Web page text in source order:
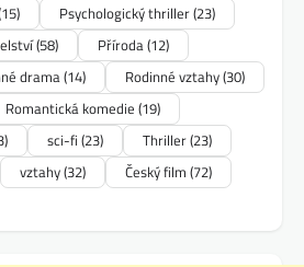
Psychologický thriller(23)
(58) Příroda(12)
drama(14) Rodinné vztahy(30)
Romantická komedie (19)
sci-fi (23) Thriller(23)
vztahy(32) Český film (72)